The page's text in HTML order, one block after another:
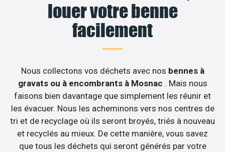
louer votre benne
facilement
Nous collectons vos déchets avec nos bennes à
gravats ou à encombrants à Mosnac . Mais nous
faisons bien davantage que simplement les réunir et
les évacuer. Nous les acheminons vers nos centres de
tri et de recyclage où ils seront broyés, triés à nouveau
et recyclés au mieux. De cette manière, vous savez
que tous les déchets qui seront générés par votre